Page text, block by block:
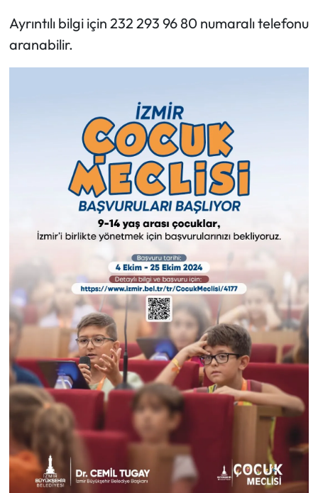
Ayrıntılı bilgi için 232 293 96 80 numaralı telefonu
aranabilir.